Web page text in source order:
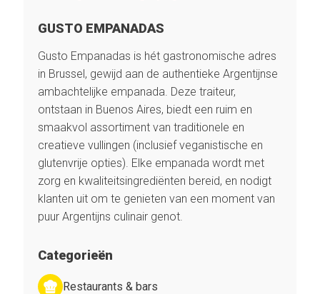
GUSTO EMPANADAS
Gusto Empanadas is hét gastronomische adres
in Brussel, gewijd aan de authentieke Argentijnse
ambachtelijke empanada. Deze traiteur,
ontstaan in Buenos Aires, biedt een ruim en
smaakvol assortiment van traditionele en
creatieve vullingen (inclusief veganistische en
glutenvrije opties). Elke empanada wordt met
zorg en kwaliteitsingrediënten bereid, en nodigt
klanten uit om te genieten van een moment van
puur Argentijns culinair genot.
Categorieën
Restaurants & bars